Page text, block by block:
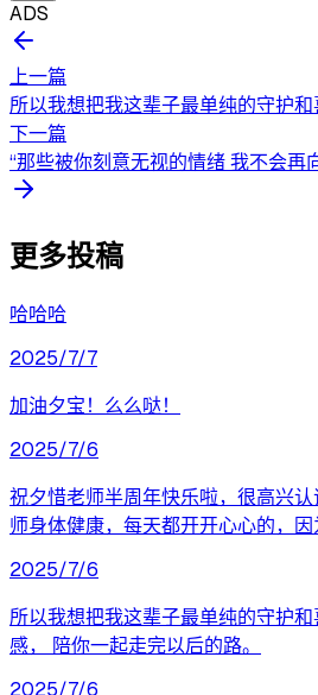
ADS
上一篇
所以我想把我这辈子最单纯的守护
下一篇
“那些被你刻意无视的情绪 我不会再
更多投稿
哈哈哈
2025/7/7
加油夕宝！么么哒！
2025/7/6
祝夕惜老师半周年快乐啦，很高兴
师身体健康，每天都开开心心的，
2025/7/6
所以我想把我这辈子最单纯的守护
感， 陪你一起走完以后的路。
2025/7/6